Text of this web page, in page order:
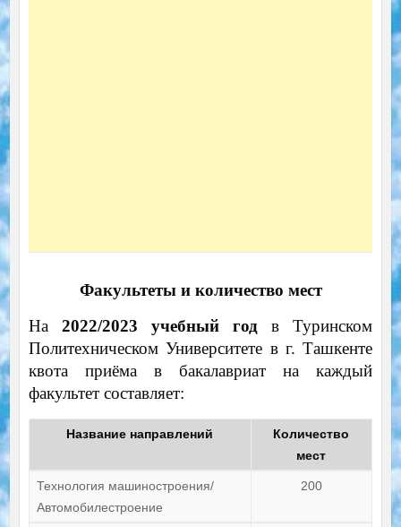
Факультеты и количество мест
На 2022/2023 учебный год в Туринском
Политехническом Университете в г. Ташкенте
квота приёма в бакалавриат на каждый
факультет составляет:
Название направлений
Количество
мест
Технология машиностроения/
Автомобилестроение
200